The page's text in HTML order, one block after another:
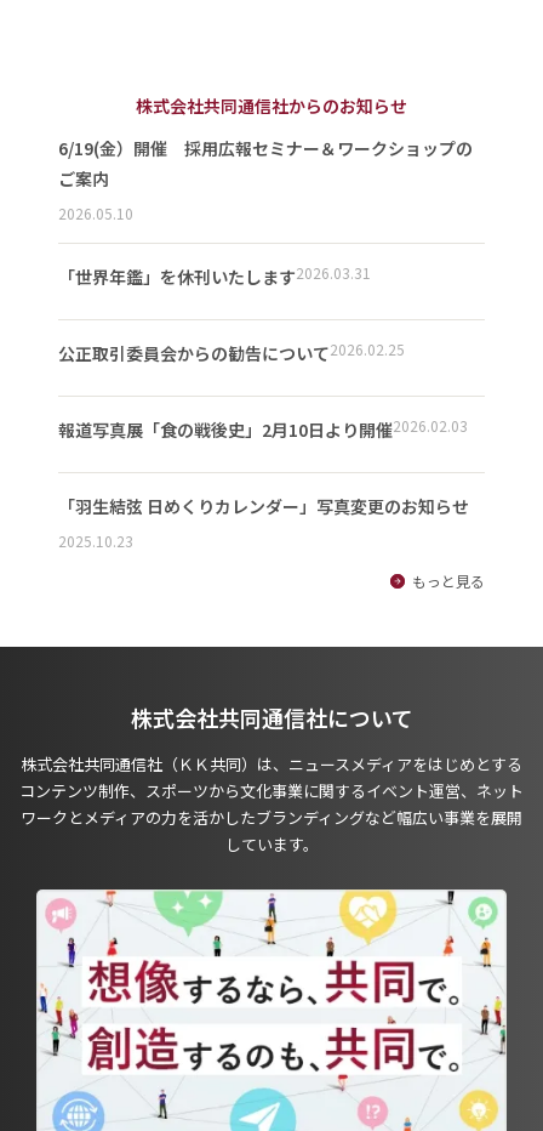
株式会社共同通信社からのお知らせ
6/19(金）開催 採用広報セミナー＆ワークショップの
ご案内
2026.05.10
「世界年鑑」を休刊いたします2026.03.31
公正取引委員会からの勧告について2026.02.25
報道写真展「食の戦後史」2月10日より開催2026.02.03
「羽生結弦 日めくりカレンダー」写真変更のお知らせ
2025.10.23
もっと見る
株式会社共同通信社について
株式会社共同通信社（ＫＫ共同）は、ニュースメディアをはじめとする
コンテンツ制作、スポーツから文化事業に関するイベント運営、ネット
ワークとメディアの力を活かしたブランディングなど幅広い事業を展開
しています。